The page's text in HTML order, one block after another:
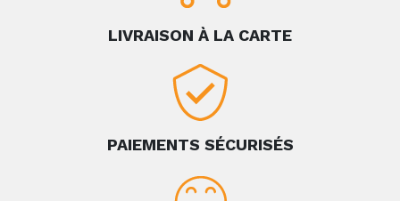
LIVRAISON À LA CARTE
PAIEMENTS SÉCURISÉS